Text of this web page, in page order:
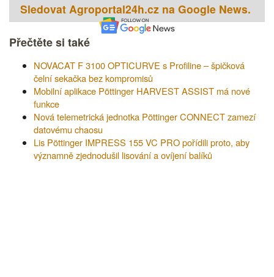
Sledovat Agroportal24h.cz na Google News.
Přečtěte si také
NOVACAT F 3100 OPTICURVE s Profiline – špičková
čelní sekačka bez kompromisů
Mobilní aplikace Pöttinger HARVEST ASSIST má nové
funkce
Nová telemetrická jednotka Pöttinger CONNECT zamezí
datovému chaosu
Lis Pöttinger IMPRESS 155 VC PRO pořídili proto, aby
významně zjednodušil lisování a ovíjení balíků